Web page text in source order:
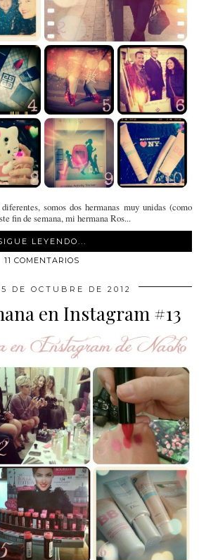
somos dos hermanas muy unidas (como
fin de semana, mi hermana Ros...
LEYENDO...
11 COMENTARIOS
DE OCTUBRE DE 2012
en Instagram #13